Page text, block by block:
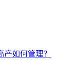
产如何管理？